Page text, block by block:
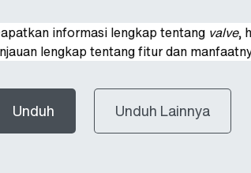
informasi lengkap tentang valve,
lengkap tentang fitur dan
Unduh Unduh Lainnya